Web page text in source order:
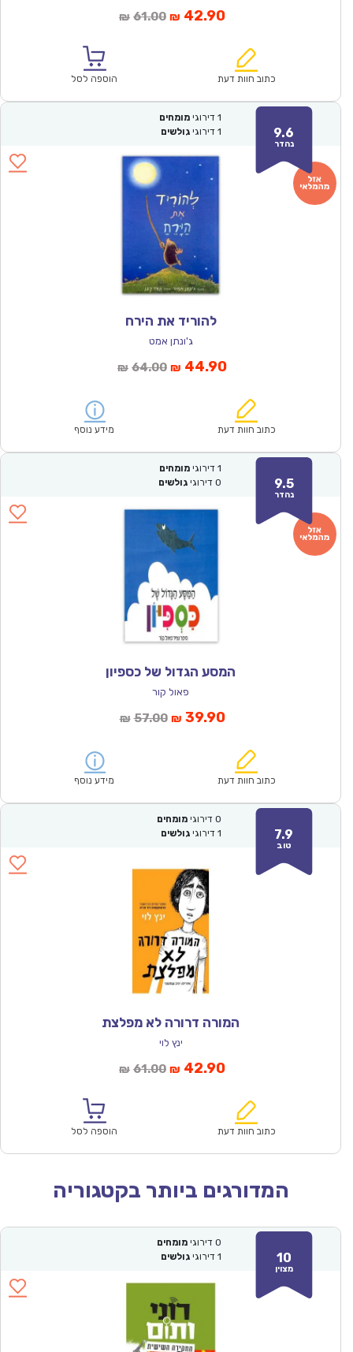
₪ 61.00המחיר
₪61.00.
₪ 42.90המחיר
הוא:
כתוב חוות דעת הוספה לסל
9.6
נהדר
1 דירוגי מומחים
1 דירוגי גולשים
להוריד את הירח
ג'ונתן אמט
₪ 64.00המחיר
₪64.00.
₪ 44.90המחיר
הוא:
כתוב חוות דעת מידע נוסף
9.5
נהדר
1 דירוגי מומחים
0 דירוגי גולשים
המסע הגדול של כספיון
פאול קור
₪ 57.00המחיר
₪57.00.
₪ 39.90המחיר
הוא:
כתוב חוות דעת מידע נוסף
7.9
טוב
0 דירוגי מומחים
1 דירוגי גולשים
המורה דרורה לא מפלצת
ינץ לוי
₪ 61.00המחיר
₪61.00.
₪ 42.90המחיר
הוא:
כתוב חוות דעת הוספה לסל
המדורגים ביותר בקטגוריה
10
מצוין
0 דירוגי מומחים
1 דירוגי גולשים